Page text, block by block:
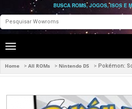
BUSCA ROMS, JOGOS, ISOS E
Toggle
navigation
Home > All ROMs > Nintendo DS > Pokémon: